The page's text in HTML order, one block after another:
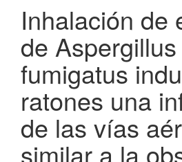
Inhalación de
de Aspergillus
fumigatus
ratones una
de las vías
similar a la